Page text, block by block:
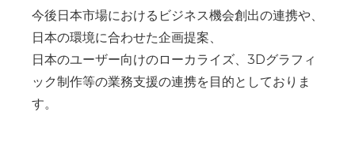
今後日本市場におけるビジネス機会創出の連携や、
日本の環境に合わせた企画提案、
日本のユーザー向けのローカライズ、3Dグラフィ
ック制作等の業務支援の連携を目的としておりま
す。